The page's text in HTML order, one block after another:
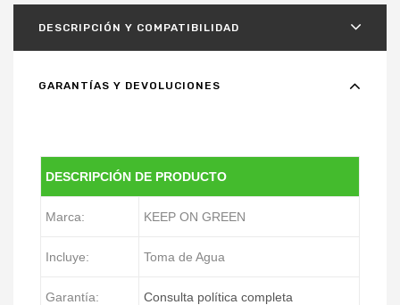
DESCRIPCIÓN Y COMPATIBILIDAD
GARANTÍAS Y DEVOLUCIONES
DESCRIPCIÓN DE PRODUCTO
Marca: KEEP ON GREEN
Incluye: Toma de Agua
Garantía: Consulta política completa